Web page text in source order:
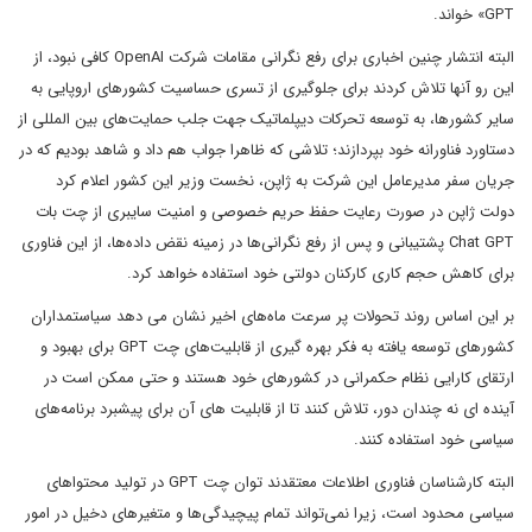
GPT» خواند.
البته انتشار چنین اخباری برای رفع نگرانی مقامات شرکت OpenAI کافی نبود، از
این رو آنها تلاش کردند برای جلوگیری از تسری حساسیت کشورهای اروپایی به
سایر کشورها، به توسعه تحرکات دیپلماتیک جهت جلب حمایت‌های بین المللی از
دستاورد فناورانه خود بپردازند؛ تلاشی که ظاهرا جواب هم داد و شاهد بودیم که در
جریان سفر مدیرعامل این شرکت به ژاپن، نخست وزیر این کشور اعلام کرد
دولت ژاپن در صورت رعایت حفظ حریم خصوصی و امنیت سایبری از چت بات
Chat GPT پشتیبانی و پس از رفع نگرانی‌ها در زمینه نقض داده‌ها، از این فناوری
برای کاهش حجم کاری کارکنان دولتی خود استفاده خواهد کرد.
بر این اساس روند تحولات پر سرعت ماه‌های اخیر نشان می دهد سیاستمداران
کشورهای توسعه یافته به فکر بهره گیری از قابلیت‌های چت GPT برای بهبود و
ارتقای کارایی نظام حکمرانی در کشورهای خود هستند و حتی ممکن است در
آینده ای نه چندان دور، تلاش کنند تا از قابلیت های آن برای پیشبرد برنامه‌های
سیاسی خود استفاده کنند.
البته کارشناسان فناوری اطلاعات معتقدند توان چت GPT در تولید محتواهای
سیاسی محدود است، زیرا نمی‌تواند تمام پیچیدگی‌ها و متغیرهای دخیل در امور